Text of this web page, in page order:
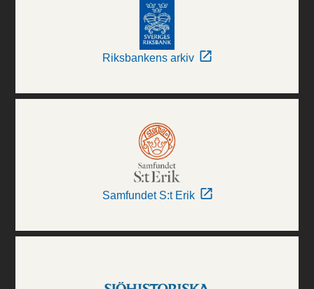
Riksbankens arkiv
Samfundet S:t Erik